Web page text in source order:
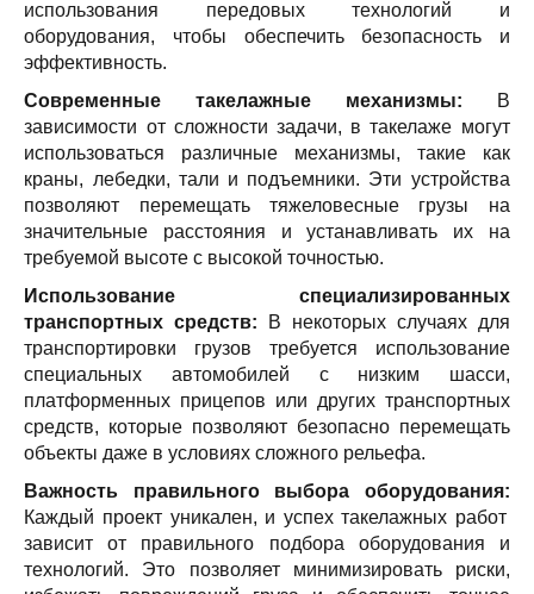
использования передовых технологий и
оборудования, чтобы обеспечить безопасность и
эффективность.
Современные такелажные механизмы: В
зависимости от сложности задачи, в такелаже могут
использоваться различные механизмы, такие как
краны, лебедки, тали и подъемники. Эти устройства
позволяют перемещать тяжеловесные грузы на
значительные расстояния и устанавливать их на
требуемой высоте с высокой точностью.
Использование специализированных
транспортных средств:
В некоторых случаях для
транспортировки грузов требуется использование
специальных автомобилей с низким шасси,
платформенных прицепов или других транспортных
средств, которые позволяют безопасно перемещать
объекты даже в условиях сложного рельефа.
Важность правильного выбора оборудования:
Каждый проект уникален, и успех такелажных работ
зависит от правильного подбора оборудования и
технологий. Это позволяет минимизировать риски,